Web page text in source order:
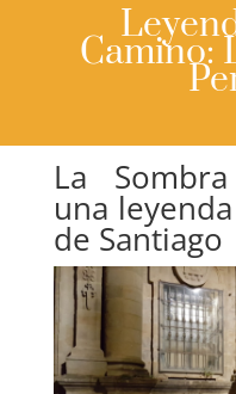
Camino:
La
una
de Santiago